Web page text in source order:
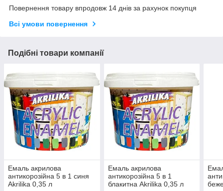
Повернення товару впродовж 14 днів за рахунок покупця
Всі умови повернення
Подібні товари компанії
Емаль акрилова
антикорозійна 5 в 1 синя
Akrilika 0,35 л
Емаль акрилова
антикорозійна 5 в 1
блакитна Akrilika 0,35 л